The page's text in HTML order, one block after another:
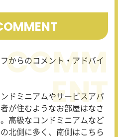
からのコメント・アドバイ
ドミニアムやサービスアパ
が住むようなお部屋はなさ
高級なコンドミニアムなど
北側に多く、南側はこちら